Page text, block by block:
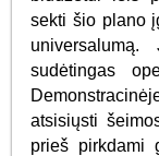
sekti šio plano
sudėtingas
atsisiųsti
prieš pirkdami